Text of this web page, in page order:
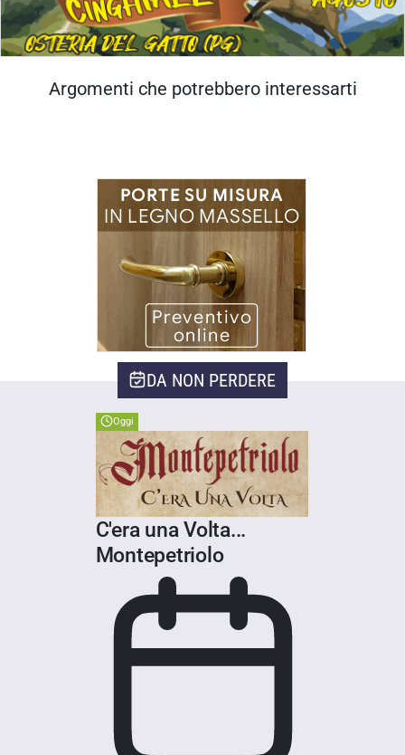
DA NON PERDERE
Oggi
C'era una Volta...
Montepetriolo
Argomenti che potrebbero interessarti